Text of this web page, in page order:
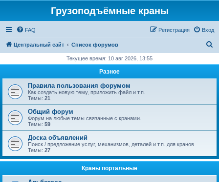
Грузоподъёмные краны
FAQ Вход
Регистрация
Центральный сайт Список форумов
с
Текущее время: 10 авг 2026, 13:55
Разное
Правила пользования форумом
Как создать новую тему, приложить файл и т.п.
Темы: 21
Общий форум
Форум на любые темы связанные с кранами.
Темы: 59
Доска объявлений
Поиск / предложение услуг, механизмов, деталей и т.п. для кранов
Темы: 27
Краны портальные